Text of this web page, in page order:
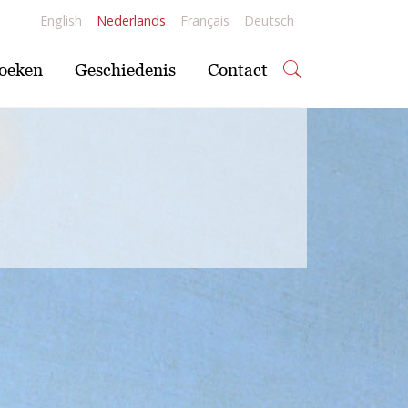
English Nederlands Français Deutsch
Geschiedenis Contact